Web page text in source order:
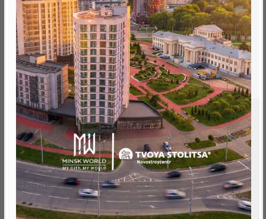
«Диадема»
от 0 BYN (0 USD)
Минск, Октябрьский, ул. Аэродромная
метро «Ковальская Слобода», 566 м